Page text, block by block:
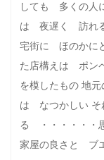
しても 多くの人
は 夜遅く 訪れ
宅街に ほのかに
た店構えは ポン
を模したもの 地
は なつかしい
る ・・・・・・
家屋の良さと ブ